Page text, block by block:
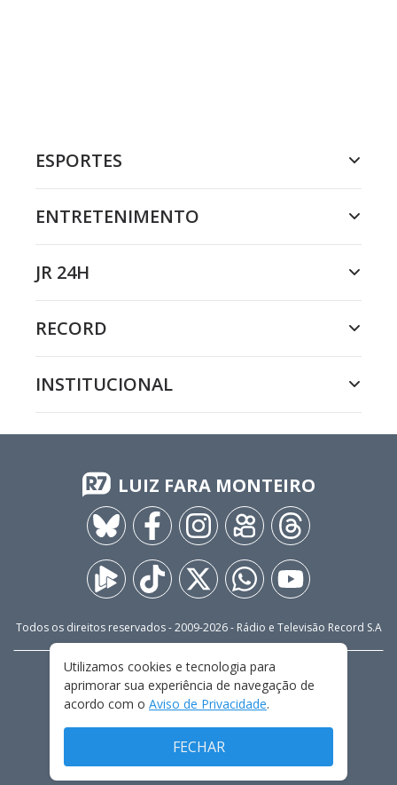
ESPORTES
ENTRETENIMENTO
JR 24H
RECORD
INSTITUCIONAL
LUIZ FARA MONTEIRO
Todos os direitos reservados - 2009-2026- Rádio e Televisão Record S.A
FALE CONOSCO
PRIVACIDADE
TERMOS E CONDIÇÕES DE USO
Utilizamos cookies e tecnologia para
aprimorar sua experiência de navegação de
acordo com o Aviso de Privacidade.
FECHAR